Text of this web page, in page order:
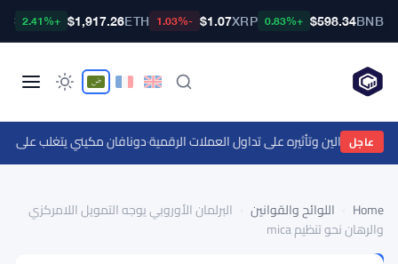
BNB
$598.34
+0.83%
XRP
$1.07
-1.03%
ETH
$1,917.26
+2.41%
عاجل
لدعم الين وتأثيره على تداول العملات الرقمية·دونافان مكيني يتغلب على رهان العملات الرقمية بقيمة 2
Home اللوائح والقوانين
البرلمان الأوروبي يوجه التمويل اللامركزي
والرهان نحو تنظيم mica